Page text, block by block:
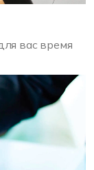
вас время